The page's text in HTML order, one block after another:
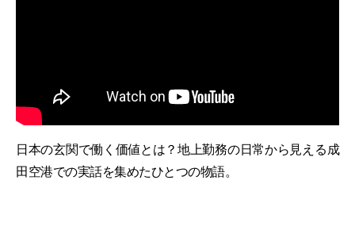
日本の玄関で働く価値とは？地上勤務の日常から見える成
田空港での実話を集めたひとつの物語。